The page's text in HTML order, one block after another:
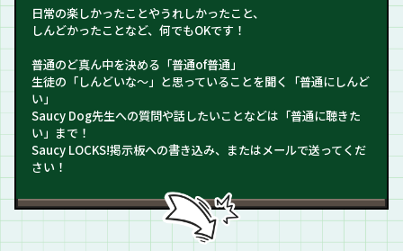
日常の楽しかったことやうれしかったこと、
しんどかったことなど、何でもOKです！
普通のど真ん中を決める「普通of普通」
生徒の「しんどいな～」と思っていることを聞く「普通にしんど
い」
Saucy Dog先生への質問や話したいことなどは「普通に聴きた
い」まで！
Saucy LOCKS!掲示板への書き込み、またはメールで送ってくだ
さい！